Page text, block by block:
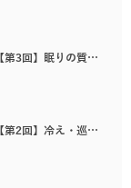
第3回】眠りの質…
第2回】冷え・巡…